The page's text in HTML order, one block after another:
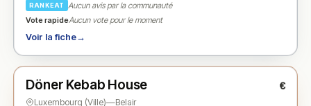
RANKEAT
Aucun avis par la communauté
Vote rapideAucun vote pour le moment
Voir la fiche→
★ N° 3
Döner Kebab House €
Luxembourg (Ville)—Belair